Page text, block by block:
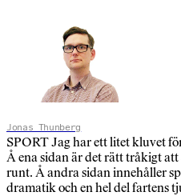
Jonas Thunberg
SPORT Jag har ett litet kluvet
Å ena sidan är det rätt tråkigt
runt. Å andra sidan innehåller
dramatik och en hel del fartens